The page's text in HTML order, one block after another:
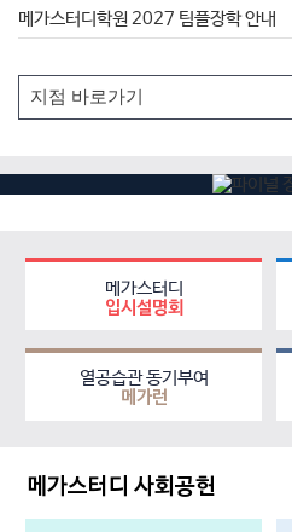
메가스터디학원 2027 팀플장학 안내
메가스터디
입시설명회
열공습관 동기부여
메가런
메가스터디 사회공헌